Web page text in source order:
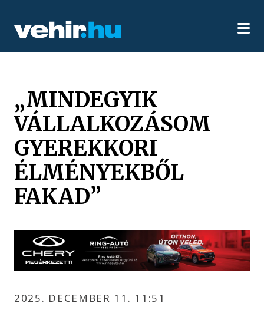
„MINDEGYIK
VÁLLALKOZÁSOM
GYEREKKORI
ÉLMÉNYEKBŐL
FAKAD”
2025. DECEMBER 11. 11:51